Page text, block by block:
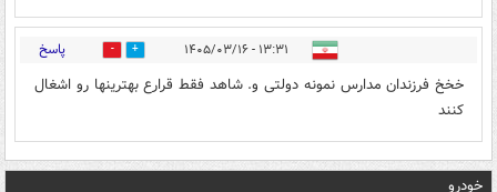
۱۳:۳۱ - ۱۴۰۵/۰۳/۱۶ 0 پاسخ
خخخ فرزندان مدارس نمونه دولتی و. شاهد فقط قرارع بهترینها رو اشغال
کنند
خودرو